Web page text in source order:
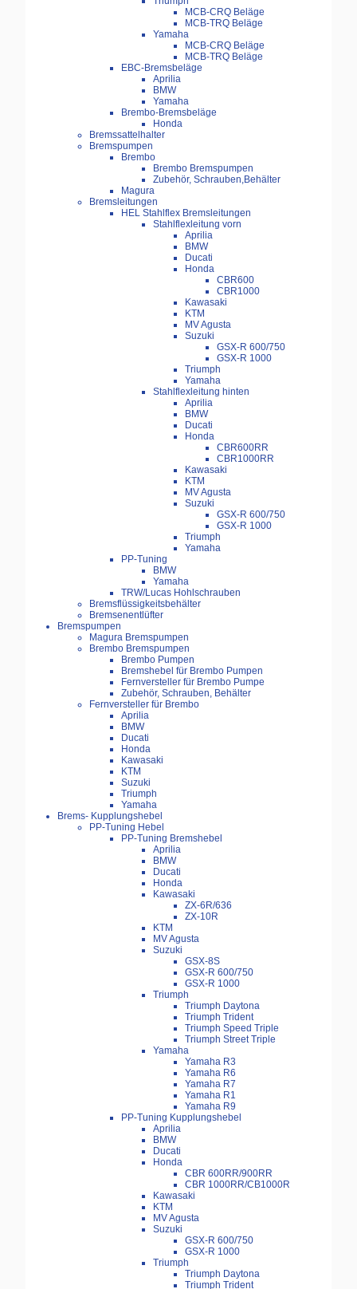
MCB-CRQ Beläge
MCB-TRQ Beläge
Yamaha
MCB-CRQ Beläge
MCB-TRQ Beläge
EBC-Bremsbeläge
Aprilia
BMW
Yamaha
Brembo-Bremsbeläge
Honda
Bremssattelhalter
Bremspumpen
Brembo
Brembo Bremspumpen
Zubehör, Schrauben,Behälter
Magura
Bremsleitungen
HEL Stahlflex Bremsleitungen
Stahlflexleitung vorn
Aprilia
BMW
Ducati
Honda
CBR600
CBR1000
Kawasaki
KTM
MV Agusta
Suzuki
GSX-R 600/750
GSX-R 1000
Triumph
Yamaha
Stahlflexleitung hinten
Aprilia
BMW
Ducati
Honda
CBR600RR
CBR1000RR
Kawasaki
KTM
MV Agusta
Suzuki
GSX-R 600/750
GSX-R 1000
Triumph
Yamaha
PP-Tuning
BMW
Yamaha
TRW/Lucas Hohlschrauben
Bremsflüssigkeitsbehälter
Bremsenentlüfter
Bremspumpen
Magura Bremspumpen
Brembo Bremspumpen
Brembo Pumpen
Bremshebel für Brembo Pumpen
Fernversteller für Brembo Pumpe
Zubehör, Schrauben, Behälter
Fernversteller für Brembo
Aprilia
BMW
Ducati
Honda
Kawasaki
KTM
Suzuki
Triumph
Yamaha
Brems- Kupplungshebel
PP-Tuning Hebel
PP-Tuning Bremshebel
Aprilia
BMW
Ducati
Honda
Kawasaki
ZX-6R/636
ZX-10R
KTM
MV Agusta
Suzuki
GSX-8S
GSX-R 600/750
GSX-R 1000
Triumph
Triumph Daytona
Triumph Trident
Triumph Speed Triple
Triumph Street Triple
Yamaha
Yamaha R3
Yamaha R6
Yamaha R7
Yamaha R1
Yamaha R9
PP-Tuning Kupplungshebel
Aprilia
BMW
Ducati
Honda
CBR 600RR/900RR
CBR 1000RR/CB1000R
Kawasaki
KTM
MV Agusta
Suzuki
GSX-R 600/750
GSX-R 1000
Triumph
Triumph Daytona
Triumph Trident